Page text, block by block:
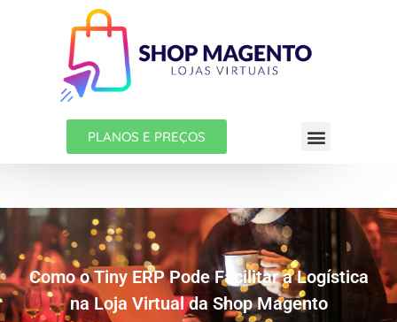
PLANOS E PREÇOS
Como o Tiny ERP Pode Facilitar a Logística
na Loja Virtual da Shop Magento